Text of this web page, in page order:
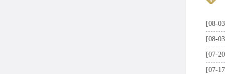
[08-
[08-
[07-
[07-